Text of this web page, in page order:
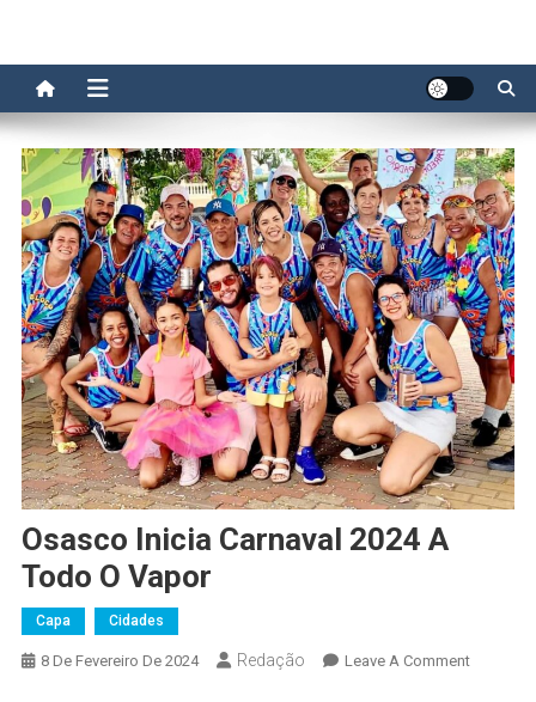
Osasco Inicia Carnaval 2024 A
Todo O Vapor
Capa Cidades
8 De Fevereiro De 2024 Redação Leave A CommentOn